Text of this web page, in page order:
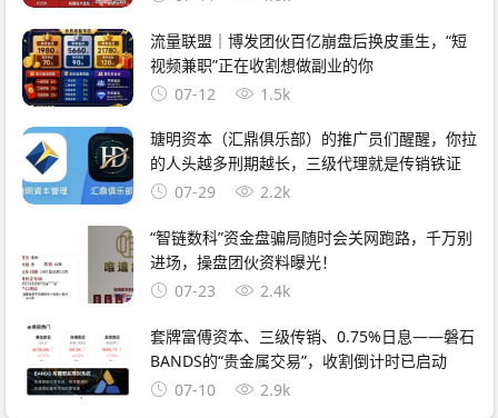
流量联盟｜博发团伙百亿崩盘后换皮重生，“短
视频兼职”正在收割想做副业的你
07-12
1.5k
瑭明资本（汇鼎俱乐部）的推广员们醒醒，你拉
的人头越多刑期越长，三级代理就是传销铁证
07-29
2.2k
“智链数科”资金盘骗局随时会关网跑路，千万别
进场，操盘团伙资料曝光！
07-23
2.4k
套牌富傅资本、三级传销、0.75%日息——磐石
BANDS的“贵金属交易”，收割倒计时已启动
07-10
2.9k